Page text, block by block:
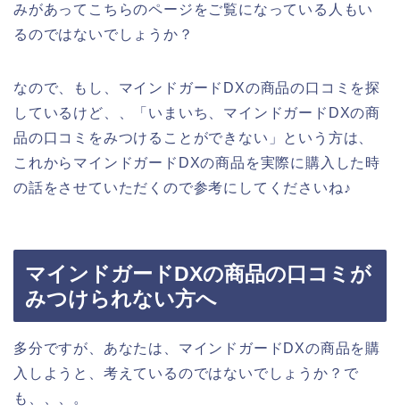
みがあってこちらのページをご覧になっている人もい
るのではないでしょうか？
なので、もし、マインドガードDXの商品の口コミを探
しているけど、、「いまいち、マインドガードDXの商
品の口コミをみつけることができない」という方は、
これからマインドガードDXの商品を実際に購入した時
の話をさせていただくので参考にしてくださいね♪
マインドガードDXの商品の口コミが
みつけられない方へ
多分ですが、あなたは、マインドガードDXの商品を購
入しようと、考えているのではないでしょうか？で
も、、、。